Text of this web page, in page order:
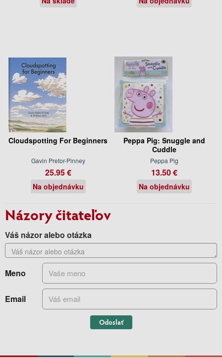
Cloudspotting For Beginners
Gavin Pretor-Pinney
25.95 €
Na objednávku
Peppa Pig: Snuggle and
Cuddle
Peppa Pig
13.50 €
Na objednávku
Názory čitateľov
Váš názor alebo otázka
Meno
Email
Odoslať